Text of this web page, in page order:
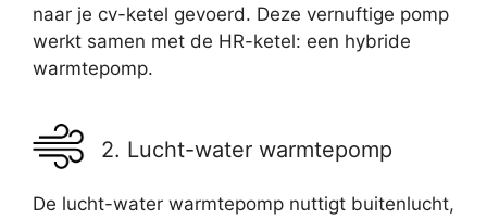
naar je cv-ketel gevoerd. Deze vernuftige pomp
werkt samen met de HR-ketel: een hybride
warmtepomp.
2. Lucht-water warmtepomp
De lucht-water warmtepomp nuttigt buitenlucht,